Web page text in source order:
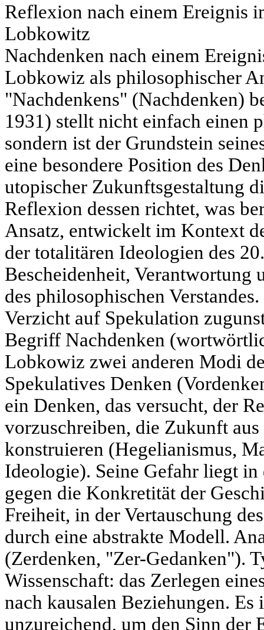
Reflexion nach einem Ereignis
Lobkowitz
Nachdenken nach einem
Lobkowiz als philosophischer
"Nachdenkens" (Nachdenken)
1931) stellt nicht einfach einen
sondern ist der Grundstein
eine besondere Position des
utopischer Zukunftsgestaltung
Reflexion dessen richtet, was
Ansatz, entwickelt im Kontext
der totalitären Ideologien des
Bescheidenheit, Verantwortung
des philosophischen
Verzicht auf Spekulation
Begriff Nachdenken
Lobkowiz zwei anderen Modi
Spekulatives Denken
ein Denken, das versucht, der
vorzuschreiben, die Zukunft
konstruieren (Hegelianismus,
Ideologie). Seine Gefahr liegt
gegen die Konkretität der
Freiheit, in der Vertauschung
durch eine abstrakte Modell.
(Zerdenken, "Zer-Gedanken").
Wissenschaft: das Zerlegen
nach kausalen Beziehungen. Es
unzureichend, um den Sinn der